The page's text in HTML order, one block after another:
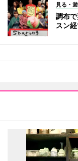
見る・
調布
スン